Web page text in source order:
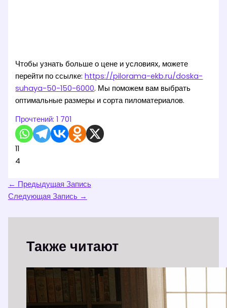
Чтобы узнать больше о цене и условиях, можете
перейти по ссылке:https://pilorama-ekb.ru/doska-
suhaya-50-150-6000. Мы поможем вам выбрать
оптимальные размеры и сорта пиломатериалов.
Прочтений: 1 701
11
4
← Предыдущая Запись
Следующая Запись →
Также читают